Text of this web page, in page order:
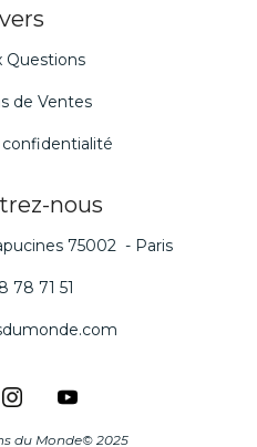
Questions
de Ventes
nous
75002 - Paris
78 71 51
du Monde© 2025